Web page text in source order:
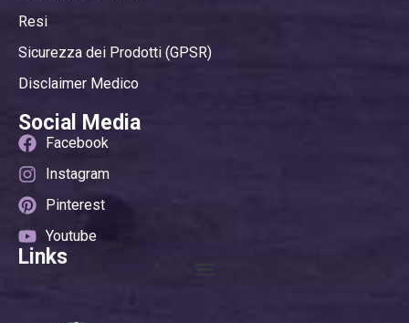
Resi
Sicurezza dei Prodotti (GPSR)
Disclaimer Medico
Social Media
Facebook
Instagram
Pinterest
Youtube
Links